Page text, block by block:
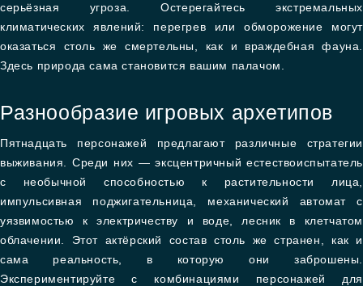
серьёзная угроза. Остерегайтесь экстремальных
климатических явлений: перегрев или обморожение могут
оказаться столь же смертельны, как и враждебная фауна.
Здесь природа сама становится вашим палачом.
Разнообразие игровых архетипов
Пятнадцать персонажей предлагают различные стратегии
выживания. Среди них — эксцентричный естествоиспытатель
с необычной способностью к растительности лица,
импульсивная поджигательница, механический автомат с
уязвимостью к электричеству и воде, лесник в клетчатом
облачении. Этот актёрский состав столь же странен, как и
сама реальность, в которую они заброшены.
Экспериментируйте с комбинациями персонажей для